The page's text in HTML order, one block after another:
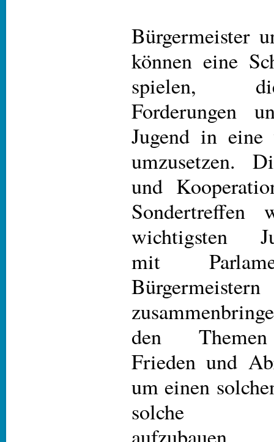
Bürgermeister
können eine
spielen,
Forderungen
Jugend in
umzusetzen.
und
wichtigsten
mit
Bürgermeistern
den
Frieden und
um einen
solche